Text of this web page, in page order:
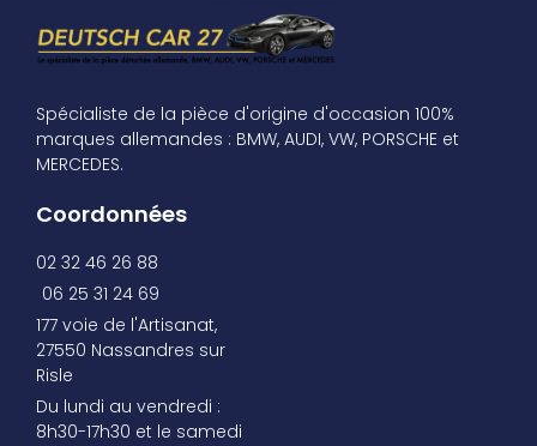
Spécialiste de la pièce d'origine d'occasion 100%
marques allemandes : BMW, AUDI, VW, PORSCHE et
MERCEDES.
Coordonnées
02 32 46 26 88
06 25 31 24 69
177 voie de l'Artisanat,
27550 Nassandres sur
Risle
Du lundi au vendredi :
8h30-17h30 et le samedi